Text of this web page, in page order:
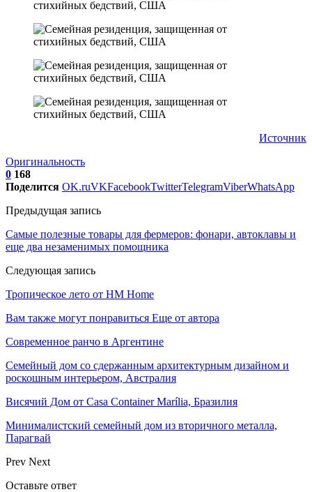
Источник
Оригинальность
0 168
Поделится OK.ruVKFacebookTwitterTelegramViberWhatsApp
Предыдущая запись
Самые полезные товары для фермеров: фонари, автоклавы и
еще два незаменимых помощника
Следующая запись
Тропическое лето от HM Home
Вам также могут понравиться Еще от автора
Современное ранчо в Аргентине
Семейный дом со сдержанным архитектурным дизайном и
роскошным интерьером, Австралия
Висячий Дом от Casa Container Marília, Бразилия
Минималистский семейный дом из вторичного металла,
Парагвай
Prev Next
Оставьте ответ